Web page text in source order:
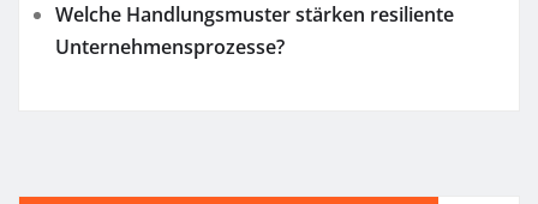
Welche Handlungsmuster stärken resiliente
Unternehmensprozesse?